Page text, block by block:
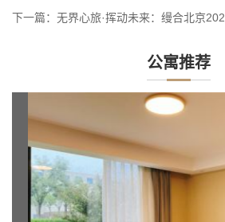
下一篇： 无界心旅·挥动未来：缦合北京
公寓推荐